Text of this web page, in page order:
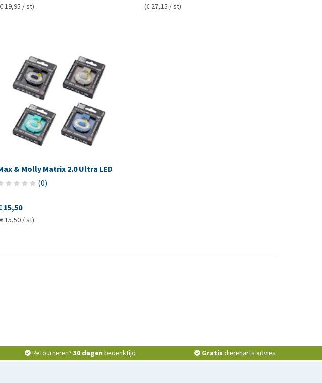
19,95 / st) (€ 27,15 / st)
& Molly Matrix 2.0 Ultra LED
(0)
15,50
15,50 / st)
Retourneren? 30 dagen bedenktijd Gratis dierenarts advies